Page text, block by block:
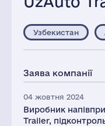
Узбекистан
Заява компанії
04 жовтня 2024
Виробник
Trailer,